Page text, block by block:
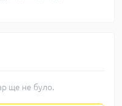
ще не було.